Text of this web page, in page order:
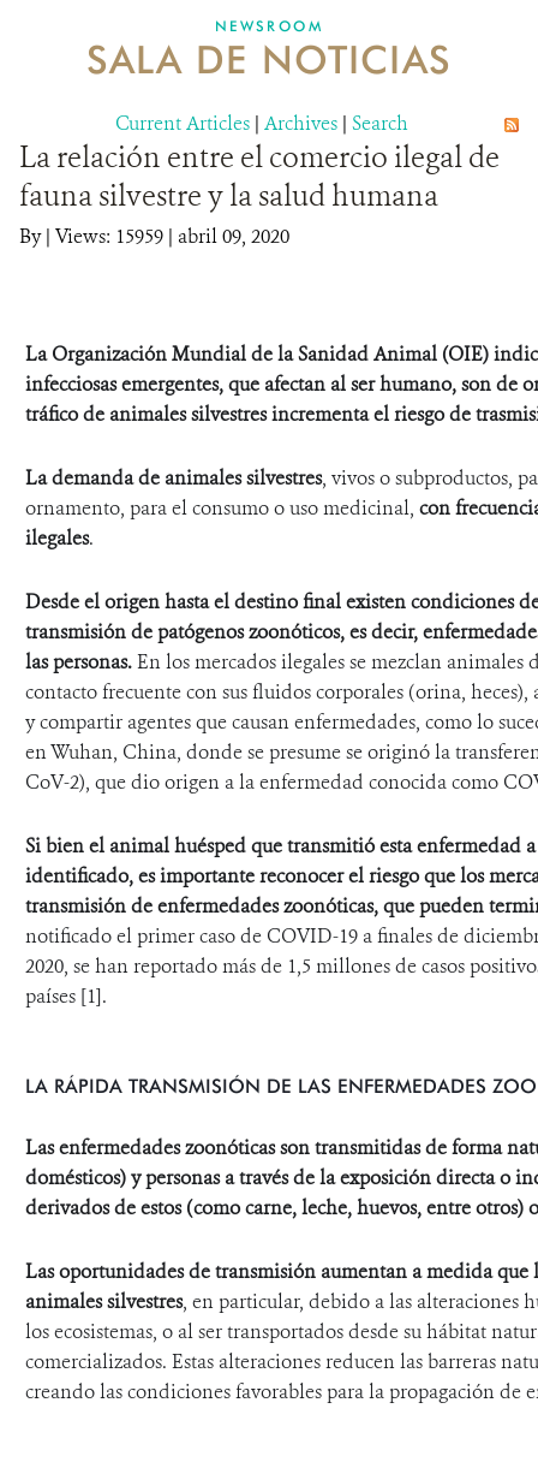
MECANISMO DE ATENCIÓN DE QUEJAS Y RECLAMOS
DONA
NEWSROOM
SALA DE NOTICIAS
Current Articles | Archives | Search
La relación entre el comercio ilegal de
fauna silvestre y la salud humana
By| Views: 15959 | abril 09, 2020
La Organización Mundial de la Sanidad Animal (OIE)
infecciosas emergentes, que afectan al ser humano, son de
tráfico de animales silvestres incrementa el riesgo de
La demanda de animales silvestres, vivos o subproductos,
ornamento, para el consumo o uso medicinal, con
ilegales.
Desde el origen hasta el destino final existen condiciones
transmisión de patógenos zoonóticos, es decir,
las personas.En los mercados ilegales se mezclan animales
contacto frecuente con sus fluidos corporales (orina,
y compartir agentes que causan enfermedades, como lo
en Wuhan, China, donde se presume se originó la
CoV-2), que dio origen a la enfermedad conocida como
Si bien el animal huésped que transmitió esta enfermedad
identificado, es importante reconocer el riesgo que los
transmisión de enfermedades zoonóticas, que pueden
notificado el primer caso de COVID-19 a finales de
2020, se han reportado más de 1,5 millones de casos
países [1].
LA RÁPIDA TRANSMISIÓN DE LAS ENFERMEDADES
Las enfermedades zoonóticas son transmitidas de forma
domésticos) y personas a través de la exposición directa o
derivados de estos (como carne, leche, huevos, entre otros)
Las oportunidades de transmisión aumentan a medida que
animales silvestres, en particular, debido a las alteraciones
los ecosistemas, o al ser transportados desde su hábitat
comercializados. Estas alteraciones reducen las barreras
creando las condiciones favorables para la propagación de